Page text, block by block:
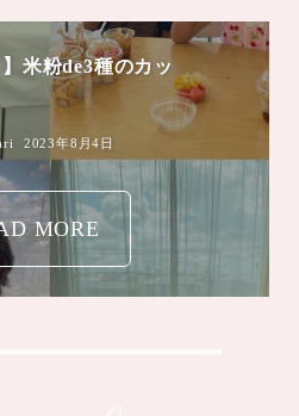
米粉de3種のカッ
2023年8月4日
MORE